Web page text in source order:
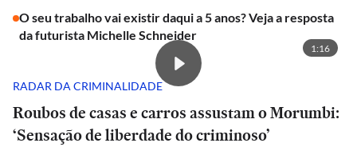
O seu trabalho vai existir daqui a 5 anos? Veja a resposta
da futurista Michelle Schneider
1:16
RADAR DA CRIMINALIDADE
Roubos de casas e carros assustam o Morumbi:
‘Sensação de liberdade do criminoso’